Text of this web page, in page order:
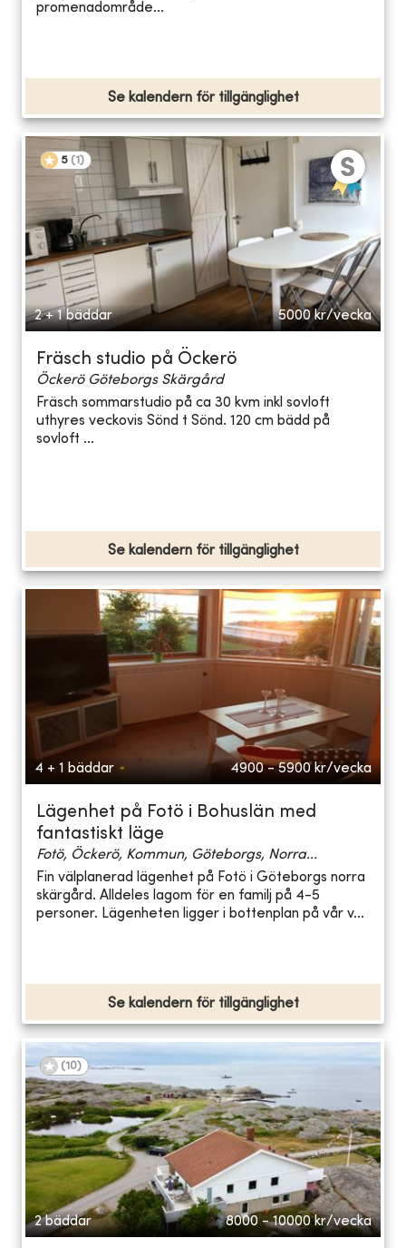
promenadområde...
Se kalendern för tillgänglighet
5 (1 )
2 + 1 bäddar 5000 kr/vecka
Fräsch studio på Öckerö
Öckerö Göteborgs Skärgård
Fräsch sommarstudio på ca 30 kvm inkl sovloft
uthyres veckovis Sönd t Sönd. 120 cm bädd på
sovloft ...
Se kalendern för tillgänglighet
4 + 1 bäddar 4900 - 5900 kr/vecka
Lägenhet på Fotö i Bohuslän med
fantastiskt läge
Fotö, Öckerö, Kommun, Göteborgs, Norra...
Fin välplanerad lägenhet på Fotö i Göteborgs norra
skärgård. Alldeles lagom för en familj på 4-5
personer. Lägenheten ligger i bottenplan på vår v...
Se kalendern för tillgänglighet
(10)
2 bäddar 8000 - 10000 kr/vecka